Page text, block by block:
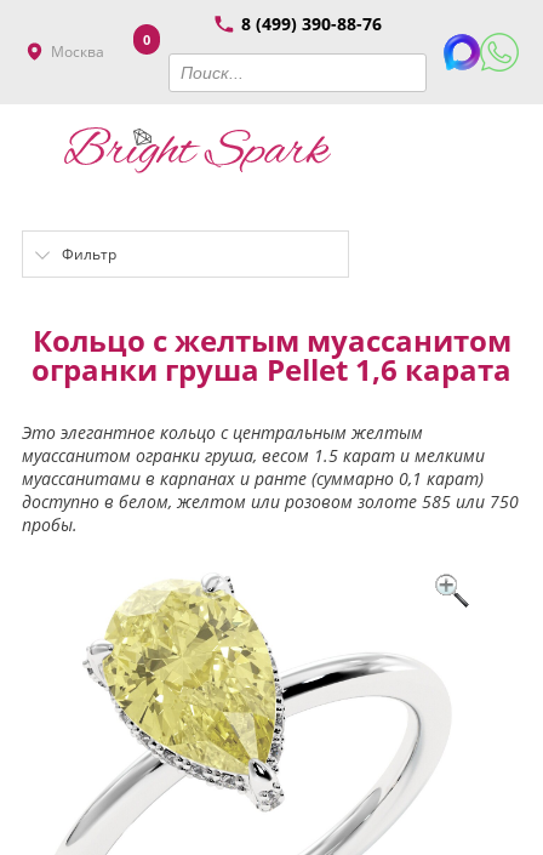
Москва
8 (499) 390-88-76
0
Фильтр
Кольцо с желтым муассанитом
огранки груша Pellet 1,6 карата
Это элегантное кольцо с центральным желтым
муассанитом огранки груша, весом 1.5 карат и мелкими
муассанитами в карпанах и ранте (суммарно 0,1 карат)
доступно в белом, желтом или розовом золоте 585 или 750
пробы.